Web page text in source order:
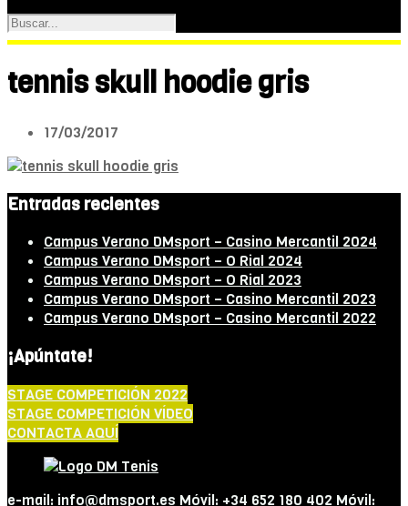
tennis skull hoodie gris
17/03/2017
Entradas recientes
Campus Verano DMsport – Casino Mercantil 2024
Campus Verano DMsport – O Rial 2024
Campus Verano DMsport – O Rial 2023
Campus Verano DMsport – Casino Mercantil 2023
Campus Verano DMsport – Casino Mercantil 2022
¡Apúntate!
STAGE COMPETICIÓN 2022
STAGE COMPETICIÓN VÍDEO
CONTACTA AQUÍ
e-mail: info@dmsport.es Móvil: +34 652 180 402 Móvil: